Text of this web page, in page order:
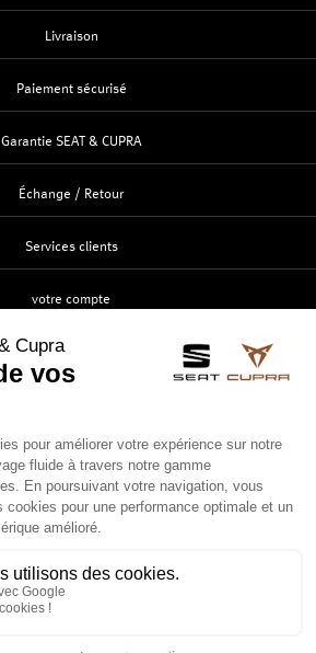
Livraison
Paiement sécurisé
Garantie SEAT & CUPRA
Échange / Retour
Services clients
votre compte
Création
Suivi de commande
Contactez-nous
Tél. :02 41 57 68 07